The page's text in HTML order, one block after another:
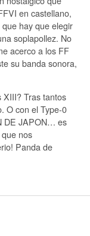
en castellano,
hay que elegir
soplapollez. No
acerco a los FF
su banda sonora,
XIII? Tras tantos
O con el Type-0
DE JAPON… es
nos
Panda de